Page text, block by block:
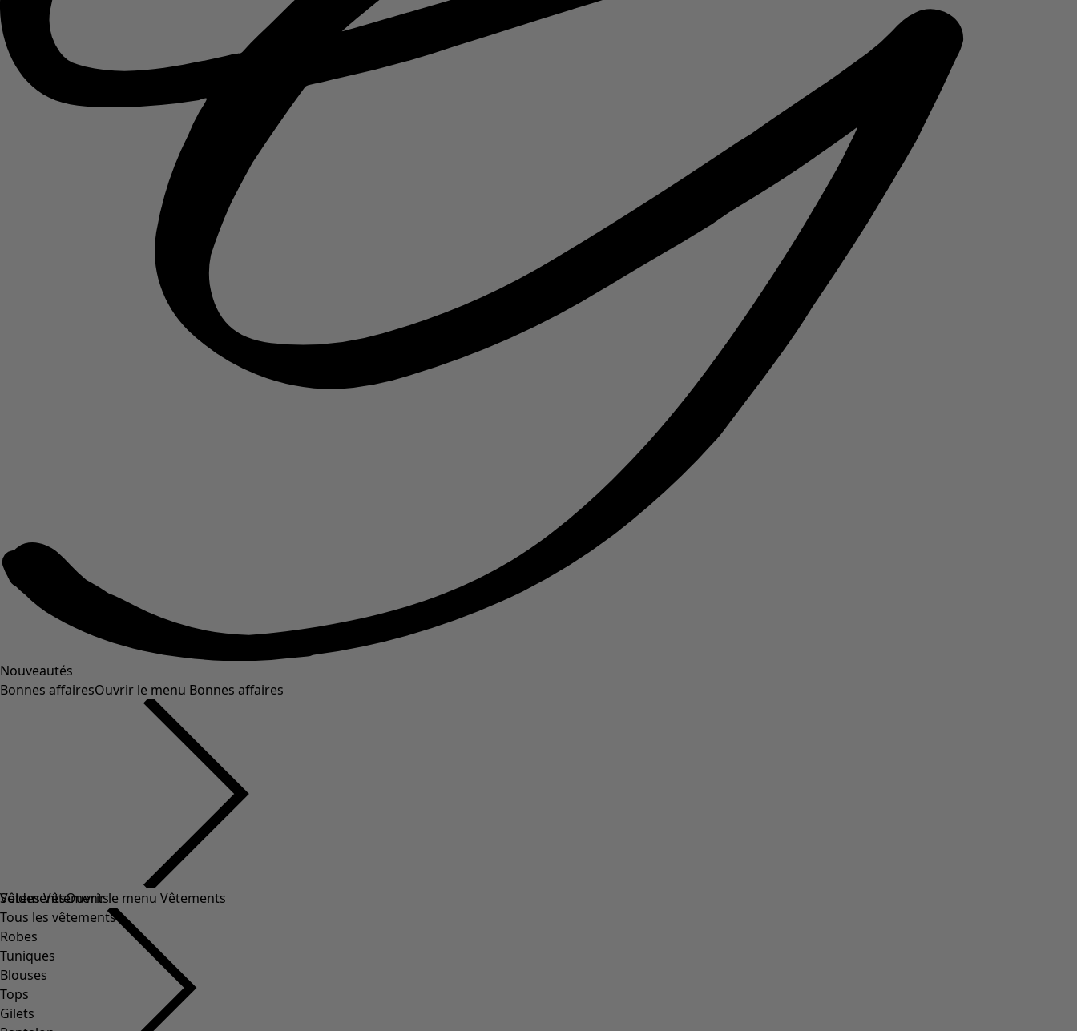
Nouveautés
Bonnes affairesOuvrir le menu Bonnes affaires
Soldes Vêtements
Tous les vêtements
Robes
Tuniques
Blouses
Tops
Gilets
VêtementsOuvrir le menu Vêtements